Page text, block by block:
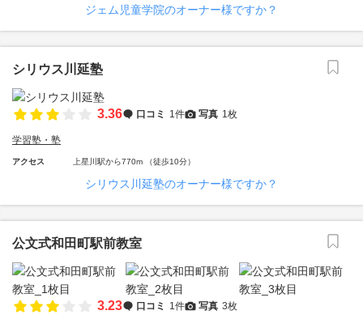
ジェム児童学院のオーナー様ですか？
シリウス川延塾
3.36 口コミ 1件 写真 1枚
学習塾・塾
アクセス 上星川駅から770m （徒歩10分）
シリウス川延塾のオーナー様ですか？
公文式和田町駅前教室
3.23 口コミ 1件 写真 3枚